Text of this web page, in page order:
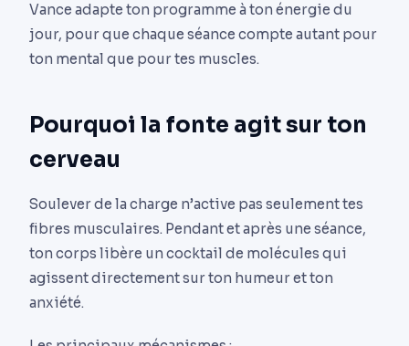
Vance adapte ton programme à ton énergie du
jour, pour que chaque séance compte autant pour
ton mental que pour tes muscles.
Pourquoi la fonte agit sur ton
cerveau
Soulever de la charge n’active pas seulement tes
fibres musculaires. Pendant et après une séance,
ton corps libère un cocktail de molécules qui
agissent directement sur ton humeur et ton
anxiété.